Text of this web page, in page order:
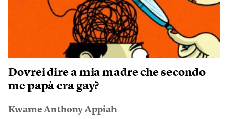
Dovrei dire a mia madre che secondo
me papà era gay?
Kwame Anthony Appiah